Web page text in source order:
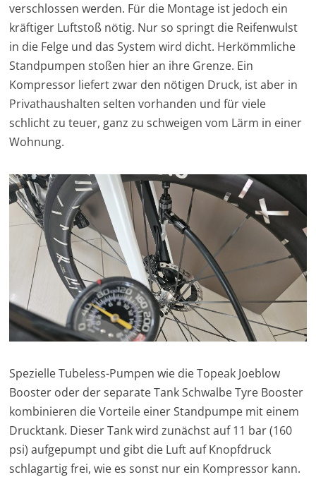
verschlossen werden. Für die Montage ist jedoch ein
kräftiger Luftstoß nötig. Nur so springt die Reifenwulst
in die Felge und das System wird dicht. Herkömmliche
Standpumpen stoßen hier an ihre Grenze. Ein
Kompressor liefert zwar den nötigen Druck, ist aber in
Privathaushalten selten vorhanden und für viele
schlicht zu teuer, ganz zu schweigen vom Lärm in einer
Wohnung.
Spezielle Tubeless-Pumpen wie die Topeak Joeblow
Booster oder der separate Tank Schwalbe Tyre Booster
kombinieren die Vorteile einer Standpumpe mit einem
Drucktank. Dieser Tank wird zunächst auf 11 bar (160
psi) aufgepumpt und gibt die Luft auf Knopfdruck
schlagartig frei, wie es sonst nur ein Kompressor kann.